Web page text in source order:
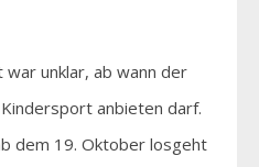
war unklar, ab wann der
anbieten darf.
dem 19. Oktober losgeht